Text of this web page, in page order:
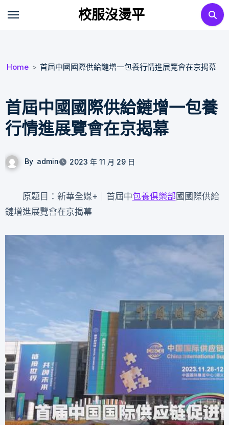
校服沒燙平
Home 首屆中國國際供給鏈增一包養行情進展覽會在京揭幕
首屆中國國際供給鏈增一包養
行情進展覽會在京揭幕
By admin 2023 年 11 月 29 日
原題目：新華全媒+｜首屆中包養俱樂部 國國際供給
鏈增進展覽會在京揭幕